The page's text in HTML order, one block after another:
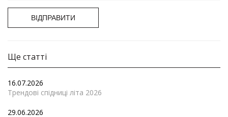
ВІДПРАВИТИ
Ще статті
16.07.2026
Трендові спідниці літа 2026
29.06.2026